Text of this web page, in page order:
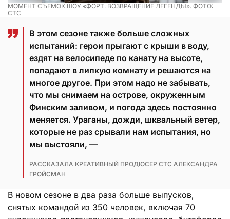
МОМЕНТ СЪЕМОК ШОУ «ФОРТ. ВОЗВРАЩЕНИЕ ЛЕГЕНДЫ». ФОТО:
СТС
В этом сезоне также больше сложных
испытаний: герои прыгают с крыши в воду,
ездят на велосипеде по канату на высоте,
попадают в липкую комнату и решаются на
многое другое. При этом надо не забывать,
что мы снимаем на острове, окруженным
Финским заливом, и погода здесь постоянно
меняется. Ураганы, дожди, шквальный ветер,
которые не раз срывали нам испытания, но
мы выстояли, —
РАССКАЗАЛА КРЕАТИВНЫЙ ПРОДЮСЕР СТС АЛЕКСАНДРА
ГРОЙСМАН
В новом сезоне в два раза больше выпусков,
снятых командой из 350 человек, включая 70